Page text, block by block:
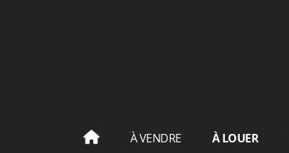
À VENDRE À LOUER